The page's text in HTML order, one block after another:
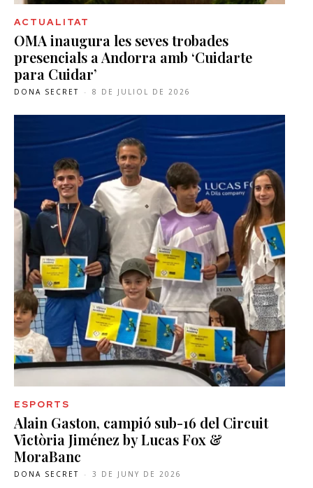
ACTUALITAT
OMA inaugura les seves trobades
presencials a Andorra amb ‘Cuidarte
para Cuidar’
DONA SECRET - 8 DE JULIOL DE 2026
ESPORTS
Alain Gaston, campió sub-16 del Circuit
Victòria Jiménez by Lucas Fox &
MoraBanc
DONA SECRET - 3 DE JUNY DE 2026